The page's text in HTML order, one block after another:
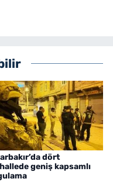
dört
geniş kapsamlı